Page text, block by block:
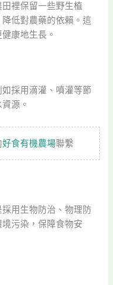
裡保留一些野生植
低對農藥的依賴。這
康地生長。
採用滴灌、噴灌等節
源。
好食有機農場聯繫
用生物防治、物理防
污染，保障食物安